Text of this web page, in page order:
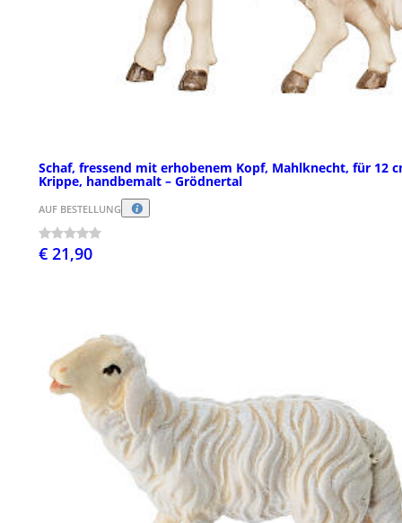
Schaf, fressend mit erhobenem Kopf, Mahlknecht, für 12
Krippe, handbemalt – Grödnertal
AUF BESTELLUNG
€ 21,90